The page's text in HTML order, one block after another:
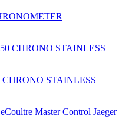
STAINLESS
Jaeger